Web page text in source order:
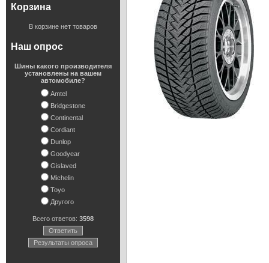
Корзина
В корзине нет товаров
Наш опрос
Шины какого производителя
установлены на вашем
автомобиле?
Amtel
Bridgestone
Continental
Cordiant
Dunlop
Goodyear
Gislaved
Michelin
Toyo
Другого
Всего ответов: 3598
Ответить
Результаты опроса